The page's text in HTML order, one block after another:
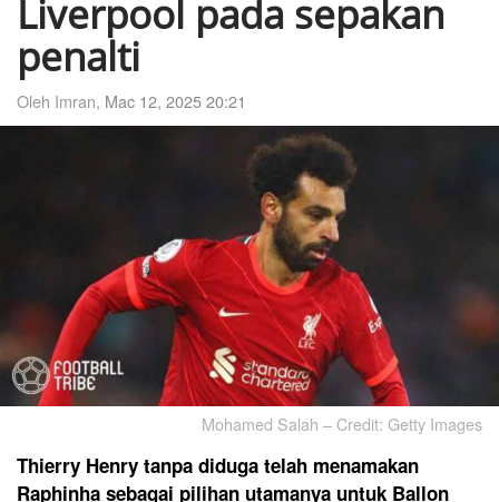
Liverpool pada sepakan
penalti
Oleh Imran, Mac 12, 2025 20:21
Mohamed Salah – Credit: Getty Images
Thierry Henry tanpa diduga telah menamakan
Raphinha sebagai pilihan utamanya untuk Ballon